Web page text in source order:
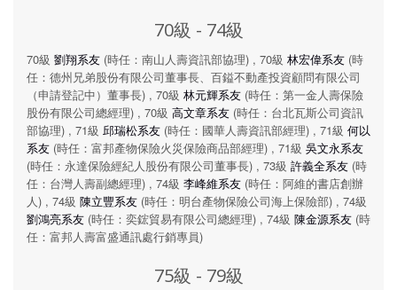
70級 - 74級
70級 劉翔系友 (時任：南山人壽資訊部協理) , 70級 林宏偉系友 (時
任：德州兄弟股份有限公司董事長、百鎰不動產投資顧問有限公司
（申請登記中）董事長) , 70級 林元輝系友 (時任：第一金人壽保險
股份有限公司總經理) , 70級 高文章系友 (時任：台北瓦斯公司資訊
部協理) , 71級 邱瑞松系友 (時任：國華人壽資訊部經理) , 71級 何以
系友 (時任：富邦產物保險火災保險商品部經理) , 71級 吳文永系友
(時任：永達保險經紀人股份有限公司董事長) , 73級 許義全系友 (時
任：台灣人壽副總經理) , 74級 李峰維系友 (時任：阿維的書店創辦
人) , 74級 陳立豐系友 (時任：明台產物保險公司海上保險部) , 74級
劉鴻亮系友 (時任：奕鋐貿易有限公司總經理) , 74級 陳金源系友 (時
任：富邦人壽富盛通訊處行銷專員)
75級 - 79級